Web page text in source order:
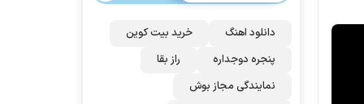
دانلود اهنگ
خرید بیت کوین
پنجره دوجداره
راز بقا
نمایندگی مجاز بوش